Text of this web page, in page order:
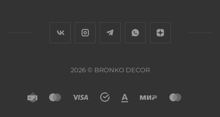
2026 © BRONKO DECOR